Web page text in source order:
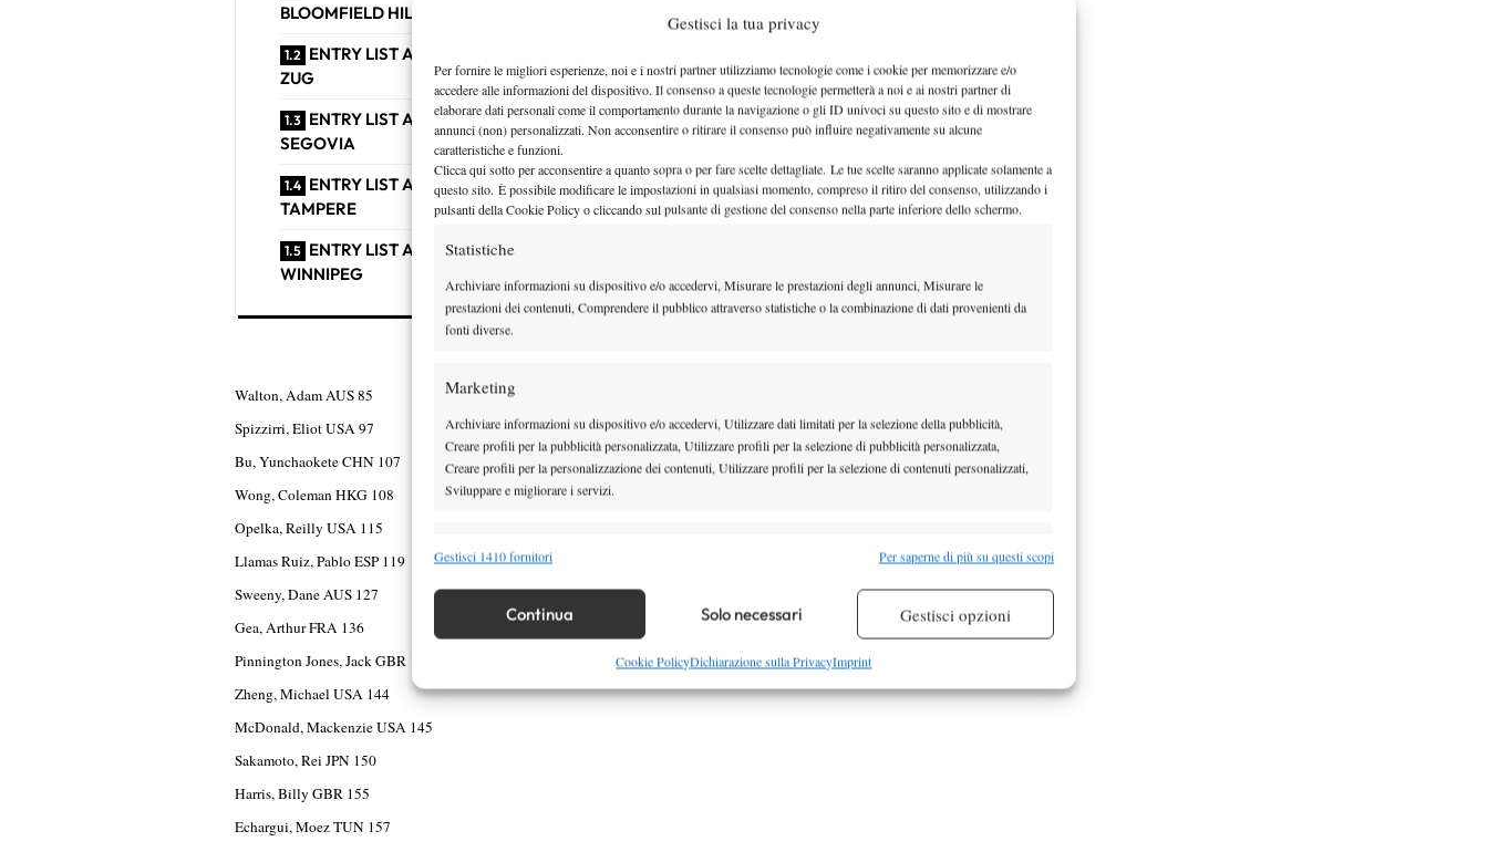
Gestisci la tua privacy
Per fornire le migliori esperienze, noi e i nostri partner utilizziamo tecnologie come i cookie per memorizzare e/o
accedere alle informazioni del dispositivo. Il consenso a queste tecnologie permetterà a noi e ai nostri partner di
elaborare dati personali come il comportamento durante la navigazione o gli ID univoci su questo sito e di mostrare
annunci (non) personalizzati. Non acconsentire o ritirare il consenso può influire negativamente su alcune
caratteristiche e funzioni.
Clicca qui sotto per acconsentire a quanto sopra o per fare scelte dettagliate. Le tue scelte saranno applicate solamente a
questo sito. È possibile modificare le impostazioni in qualsiasi momento, compreso il ritiro del consenso, utilizzando i
pulsanti della Cookie Policy o cliccando sul pulsante di gestione del consenso nella parte inferiore dello schermo.
Statistiche
Archiviare informazioni su dispositivo e/o accedervi, Misurare le prestazioni degli annunci, Misurare le
prestazioni dei contenuti, Comprendere il pubblico attraverso statistiche o la combinazione di dati provenienti da
fonti diverse.
Marketing
Archiviare informazioni su dispositivo e/o accedervi, Utilizzare dati limitati per la selezione della pubblicità,
Creare profili per la pubblicità personalizzata, Utilizzare profili per la selezione di pubblicità personalizzata,
Creare profili per la personalizzazione dei contenuti, Utilizzare profili per la selezione di contenuti personalizzati,
Sviluppare e migliorare i servizi.
Funzionalità
Identificare i dispositivi in base alle informazioni trasmesse automaticamente.
Garantire la sicurezza, prevenire e rilevare frodi, correggere errori,
Erogare e presentare pubblicità e contenuto, Salvare e comunicare le
Sempre attivo
Gestisci 1410 fornitori Per saperne di più su questi scopi
Continua Solo necessari Gestisci opzioni
Cookie PolicyDichiarazione sulla PrivacyImprint
BLOOMFIELD HILLS
ENTRY LIST ATP CHALLENGER 125
ZUG
ENTRY LIST ATP CHALLENGER 75
SEGOVIA
ENTRY LIST ATP CHALLENGER 75
TAMPERE
ENTRY LIST ATP CHALLENGER 75
WINNIPEG
TUTTE LE ENTRY LIST
COMPLETE DEL 2026
ENTRY LIST
CHALLENGER
WEEK 29 (20-26
LUGLIO)
ENTRY LIST ATP
CHALLENGER 125
Walton, Adam AUS 85
Spizzirri, Eliot USA 97
Bu, Yunchaokete CHN 107
Wong, Coleman HKG 108
Opelka, Reilly USA 115
Llamas Ruiz, Pablo ESP 119
Sweeny, Dane AUS 127
Gea, Arthur FRA 136
Pinnington Jones, Jack GBR 138
Zheng, Michael USA 144
McDonald, Mackenzie USA 145
Sakamoto, Rei JPN 150
Harris, Billy GBR 155
Echargui, Moez TUN 157